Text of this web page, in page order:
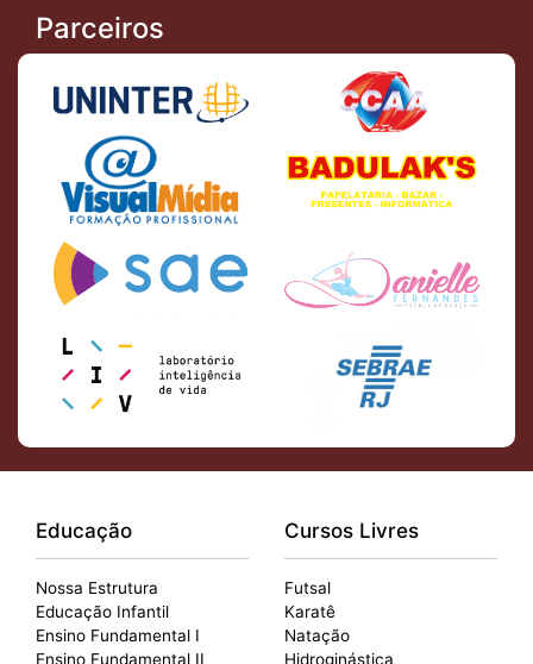
Parceiros
Educação
Nossa Estrutura
Educação Infantil
Ensino Fundamental I
Ensino Fundamental II
Cursos Livres
Futsal
Karatê
Natação
Hidroginástica